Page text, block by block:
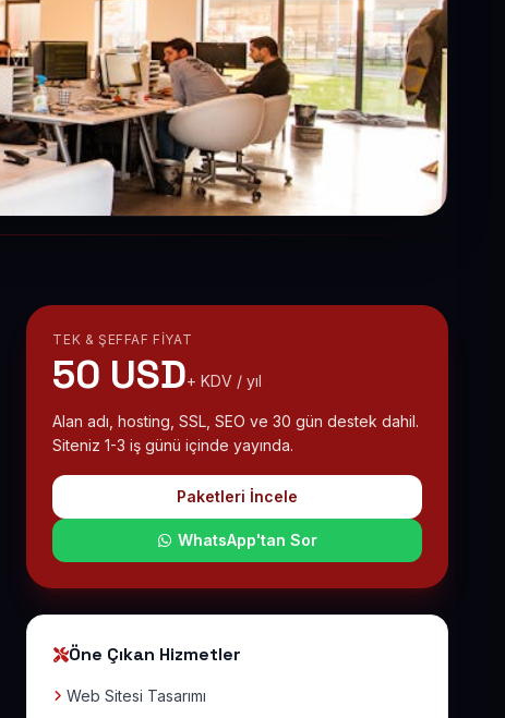
TEK & ŞEFFAF FIYAT
50 USD+ KDV / yıl
Alan adı, hosting, SSL, SEO ve 30 gün destek dahil.
Siteniz 1-3 iş günü içinde yayında.
Paketleri İncele
WhatsApp'tan Sor
Öne Çıkan Hizmetler
Web Sitesi Tasarımı